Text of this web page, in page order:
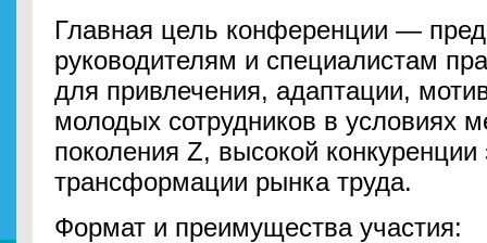
Главная цель конференции —
руководителям и специалистам
для привлечения, адаптации,
молодых сотрудников в условиях
поколения Z, высокой
трансформации рынка труда.
Формат и преимущества участия: